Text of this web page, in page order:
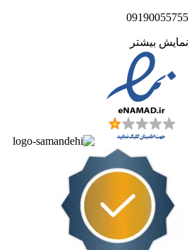
09190055755
نمایش بیشتر